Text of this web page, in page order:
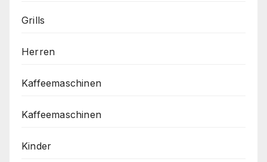
Grills
Herren
Kaffeemaschinen
Kaffeemaschinen
Kinder